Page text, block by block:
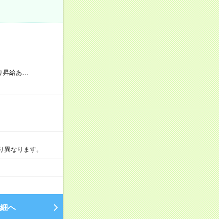
給あ…
なります。
へ